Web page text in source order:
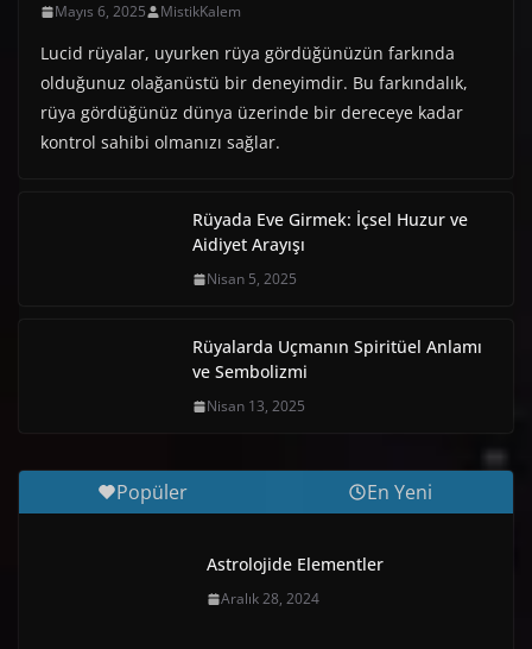
Mayıs 6, 2025 MistikKalem
Lucid rüyalar, uyurken rüya gördüğünüzün farkında
olduğunuz olağanüstü bir deneyimdir. Bu farkındalık,
rüya gördüğünüz dünya üzerinde bir dereceye kadar
kontrol sahibi olmanızı sağlar.
Rüyada Eve Girmek: İçsel Huzur ve
Aidiyet Arayışı
Nisan 5, 2025
Rüyalarda Uçmanın Spiritüel Anlamı
ve Sembolizmi
Nisan 13, 2025
Popüler En Yeni
Astrolojide Elementler
Aralık 28, 2024